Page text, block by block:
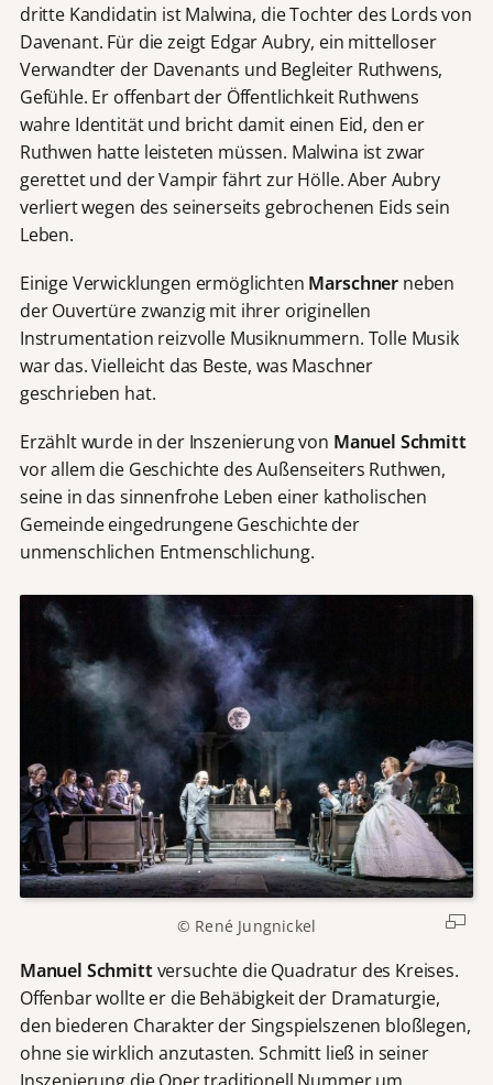
dritte Kandidatin ist Malwina, die Tochter des Lords von
Davenant. Für die zeigt Edgar Aubry, ein mittelloser
Verwandter der Davenants und Begleiter Ruthwens,
Gefühle. Er offenbart der Öffentlichkeit Ruthwens
wahre Identität und bricht damit einen Eid, den er
Ruthwen hatte leisteten müssen. Malwina ist zwar
gerettet und der Vampir fährt zur Hölle. Aber Aubry
verliert wegen des seinerseits gebrochenen Eids sein
Leben.
Einige Verwicklungen ermöglichten Marschner neben
der Ouvertüre zwanzig mit ihrer originellen
Instrumentation reizvolle Musiknummern. Tolle Musik
war das. Vielleicht das Beste, was Maschner
geschrieben hat.
Erzählt wurde in der Inszenierung von Manuel Schmitt
vor allem die Geschichte des Außenseiters Ruthwen,
seine in das sinnenfrohe Leben einer katholischen
Gemeinde eingedrungene Geschichte der
unmenschlichen Entmenschlichung.
© René Jungnickel
Manuel Schmittversuchte die Quadratur des Kreises.
Offenbar wollte er die Behäbigkeit der Dramaturgie,
den biederen Charakter der Singspielszenen bloßlegen,
ohne sie wirklich anzutasten. Schmitt ließ in seiner